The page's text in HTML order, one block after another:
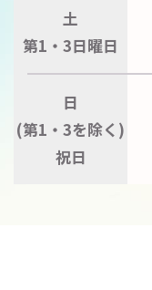
土
第1・3日曜日
日
(第1・3を除く)
祝日